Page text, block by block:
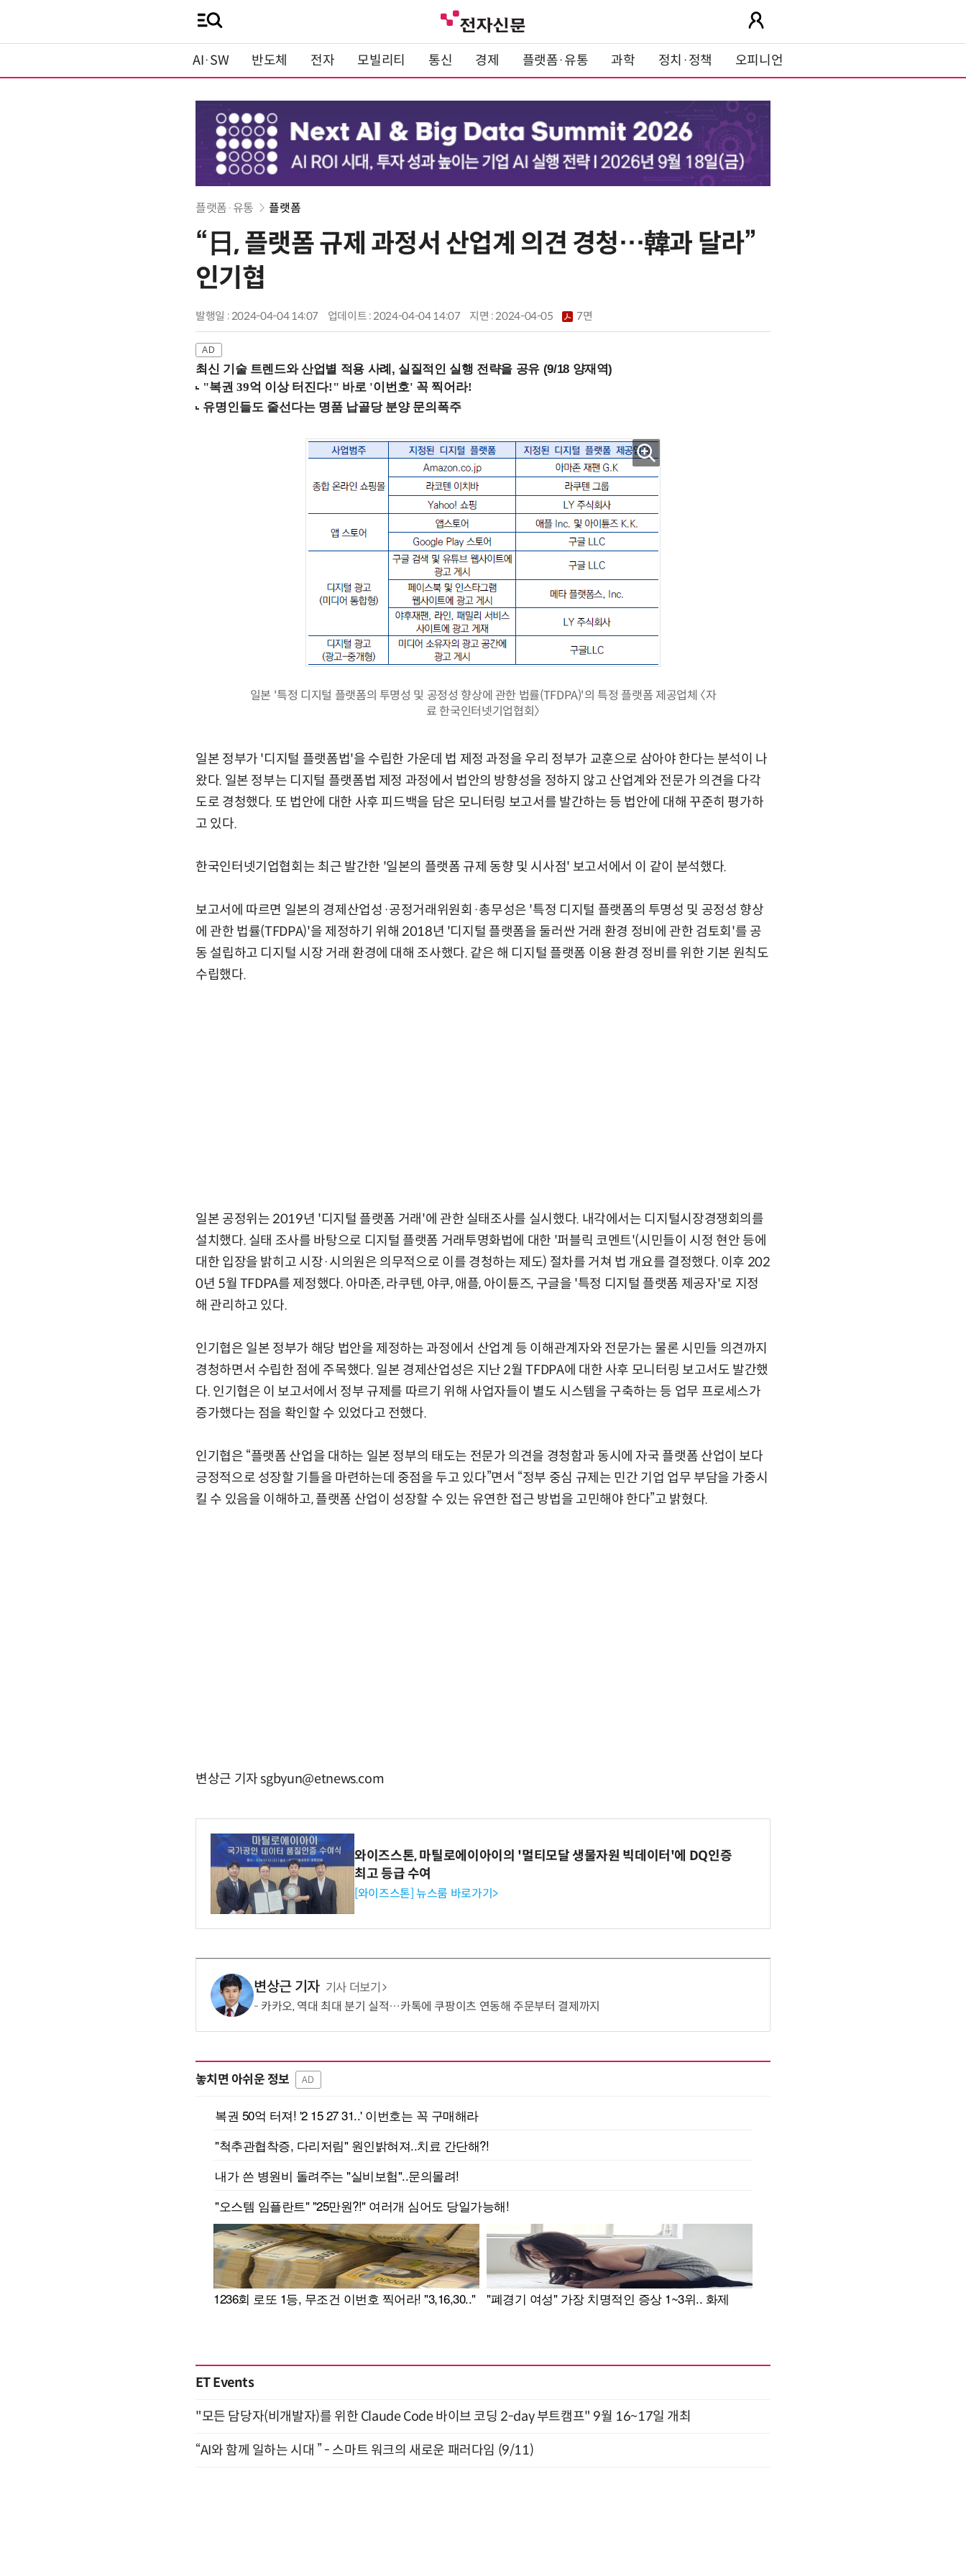
AI·SW 반도체 전자 모빌리티 통신 경제 플랫폼·유통 과학 정치·정책 오피니언
플랫폼·유통 플랫폼
“日, 플랫폼 규제 과정서 산업계 의견 경청…韓과 달라”
인기협
발행일 : 2024-04-04 14:07 업데이트 : 2024-04-04 14:07 지면 :2024-04-05 7면
최신 기술 트렌드와 산업별 적용 사례, 실질적인 실행 전략을 공유 (9/18 양재역)
일본 '특정 디지털 플랫폼의 투명성 및 공정성 향상에 관한 법률(TFDPA)'의 특정 플랫폼 제공업체 〈자
료 한국인터넷기업협회〉
일본 정부가 '디지털 플랫폼법'을 수립한 가운데 법 제정 과정을 우리 정부가 교훈으로 삼아야 한다는 분석이 나
왔다. 일본 정부는 디지털 플랫폼법 제정 과정에서 법안의 방향성을 정하지 않고 산업계와 전문가 의견을 다각
도로 경청했다. 또 법안에 대한 사후 피드백을 담은 모니터링 보고서를 발간하는 등 법안에 대해 꾸준히 평가하
고 있다.
한국인터넷기업협회는 최근 발간한 '일본의 플랫폼 규제 동향 및 시사점' 보고서에서 이 같이 분석했다.
보고서에 따르면 일본의 경제산업성·공정거래위원회·총무성은 '특정 디지털 플랫폼의 투명성 및 공정성 향상
에 관한 법률(TFDPA)'을 제정하기 위해 2018년 '디지털 플랫폼을 둘러싼 거래 환경 정비에 관한 검토회'를 공
동 설립하고 디지털 시장 거래 환경에 대해 조사했다. 같은 해 디지털 플랫폼 이용 환경 정비를 위한 기본 원칙도
수립했다.
일본 공정위는 2019년 '디지털 플랫폼 거래'에 관한 실태조사를 실시했다. 내각에서는 디지털시장경쟁회의를
설치했다. 실태 조사를 바탕으로 디지털 플랫폼 거래투명화법에 대한 '퍼블릭 코멘트'(시민들이 시정 현안 등에
대한 입장을 밝히고 시장·시의원은 의무적으로 이를 경청하는 제도) 절차를 거쳐 법 개요를 결정했다. 이후 202
0년 5월 TFDPA를 제정했다. 아마존, 라쿠텐, 야쿠, 애플, 아이튠즈, 구글을 '특정 디지털 플랫폼 제공자'로 지정
해 관리하고 있다.
인기협은 일본 정부가 해당 법안을 제정하는 과정에서 산업계 등 이해관계자와 전문가는 물론 시민들 의견까지
경청하면서 수립한 점에 주목했다. 일본 경제산업성은 지난 2월 TFDPA에 대한 사후 모니터링 보고서도 발간했
다. 인기협은 이 보고서에서 정부 규제를 따르기 위해 사업자들이 별도 시스템을 구축하는 등 업무 프로세스가
증가했다는 점을 확인할 수 있었다고 전했다.
인기협은 “플랫폼 산업을 대하는 일본 정부의 태도는 전문가 의견을 경청함과 동시에 자국 플랫폼 산업이 보다
긍정적으로 성장할 기틀을 마련하는데 중점을 두고 있다”면서 “정부 중심 규제는 민간 기업 업무 부담을 가중시
킬 수 있음을 이해하고, 플랫폼 산업이 성장할 수 있는 유연한 접근 방법을 고민해야 한다”고 밝혔다.
변상근 기자 sgbyun@etnews.com
와이즈스톤, 마틸로에이아이의 '멀티모달 생물자원 빅데이터'에 DQ인증
최고 등급 수여
[와이즈스톤] 뉴스룸 바로가기>
변상근 기자 기사 더보기
카카오, 역대 최대 분기 실적…카톡에 쿠팡이츠 연동해 주문부터 결제까지
놓치면 아쉬운 정보 AD
ET Events
"모든 담당자(비개발자)를 위한 Claude Code 바이브 코딩 2-day 부트캠프" 9월 16~17일 개최
“AI와 함께 일하는 시대 ” - 스마트 워크의 새로운 패러다임 (9/11)